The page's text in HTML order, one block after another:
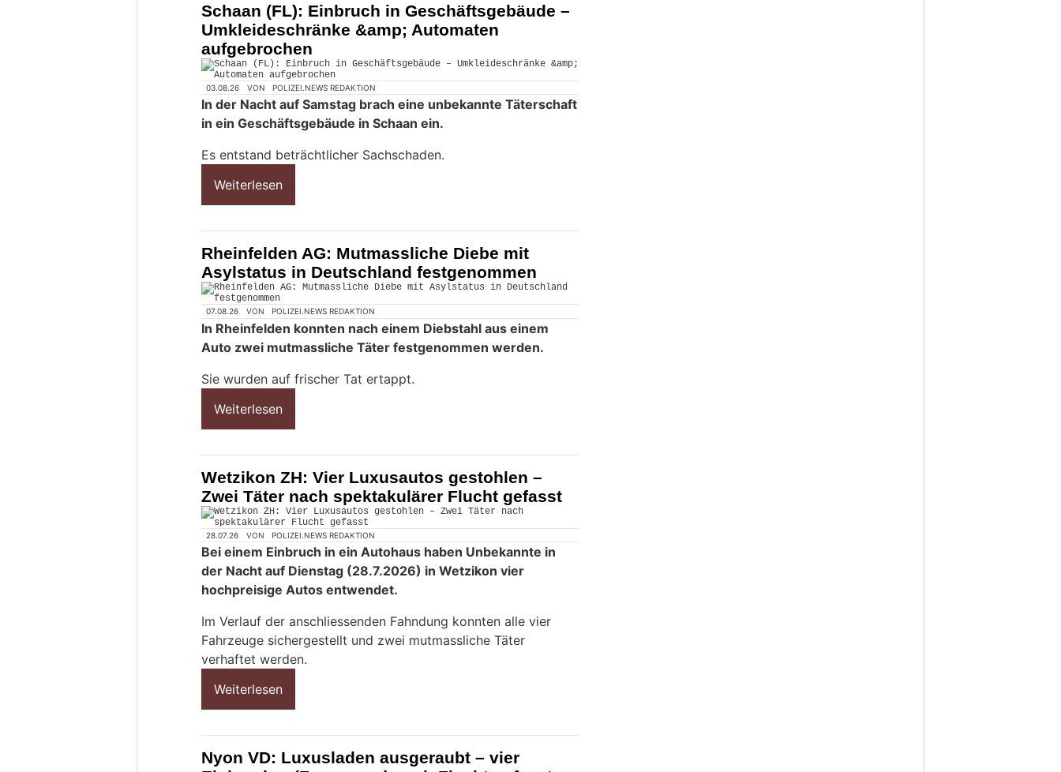
Schaan (FL): Einbruch in Geschäftsgebäude –
Umkleideschränke &amp; Automaten
aufgebrochen
03.08.26 VON POLIZEI.NEWS REDAKTION
In der Nacht auf Samstag brach eine unbekannte Täterschaft
in ein Geschäftsgebäude in Schaan ein.
Es entstand beträchtlicher Sachschaden.
Weiterlesen
Rheinfelden AG: Mutmassliche Diebe mit
Asylstatus in Deutschland festgenommen
07.08.26 VON POLIZEI.NEWS REDAKTION
In Rheinfelden konnten nach einem Diebstahl aus einem
Auto zwei mutmassliche Täter festgenommen werden.
Sie wurden auf frischer Tat ertappt.
Weiterlesen
Wetzikon ZH: Vier Luxusautos gestohlen –
Zwei Täter nach spektakulärer Flucht gefasst
28.07.26 VON POLIZEI.NEWS REDAKTION
Bei einem Einbruch in ein Autohaus haben Unbekannte in
der Nacht auf Dienstag (28.7.2026) in Wetzikon vier
hochpreisige Autos entwendet.
Im Verlauf der anschliessenden Fahndung konnten alle vier
Fahrzeuge sichergestellt und zwei mutmassliche Täter
verhaftet werden.
Weiterlesen
Nyon VD: Luxusladen ausgeraubt – vier